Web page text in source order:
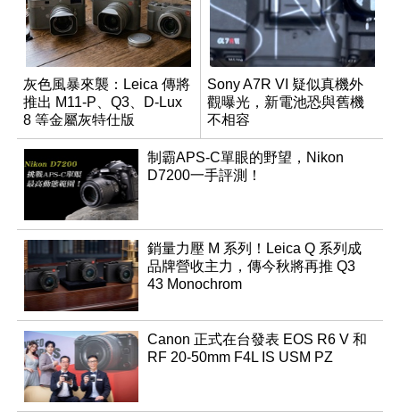
灰色風暴來襲：Leica 傳將
推出 M11-P、Q3、D-Lux
8 等金屬灰特仕版
Sony A7R VI 疑似真機外
觀曝光，新電池恐與舊機
不相容
制霸APS-C單眼的野望，Nikon
D7200一手評測！
銷量力壓 M 系列！Leica Q 系列成
品牌營收主力，傳今秋將再推 Q3
43 Monochrom
Canon 正式在台發表 EOS R6 V 和
RF 20-50mm F4L IS USM PZ